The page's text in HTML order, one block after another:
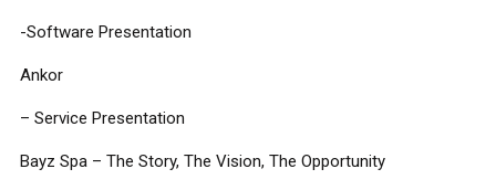
-Software Presentation
Ankor
– Service Presentation
Bayz Spa – The Story, The Vision, The Opportunity